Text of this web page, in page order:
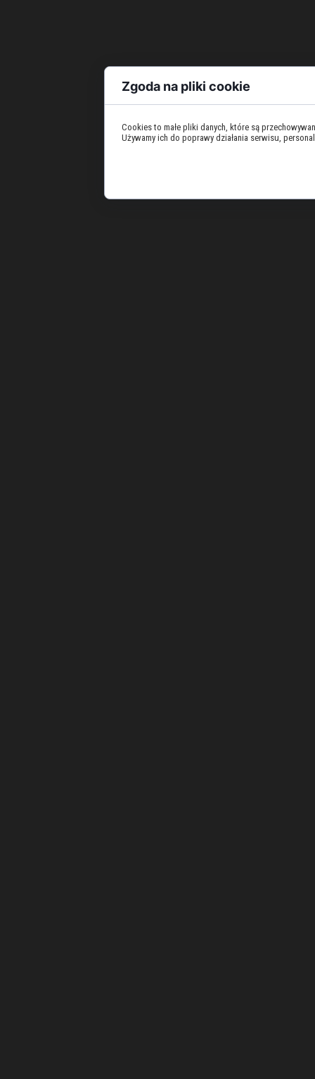
Zgoda na pliki cookie
Cookies to małe pliki danych, które są
Używamy ich do poprawy działania serwisu,